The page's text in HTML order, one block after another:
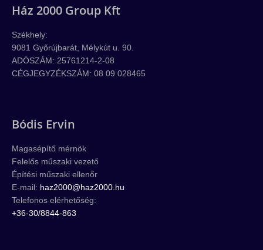
Ház 2000 Group Kft
Székhely:
9081 Győrújbarát, Mélykút u. 90.
ADÓSZÁM: 25761214-2-08
CÉGJEGYZÉKSZÁM: 08 09 028465
Bódis Ervin
Magasépítő mérnök
Felelős műszaki vezető
Építési műszaki ellenőr
E-mail: haz2000@haz2000.hu
Telefonos elérhetőség:
+36-30/8844-863